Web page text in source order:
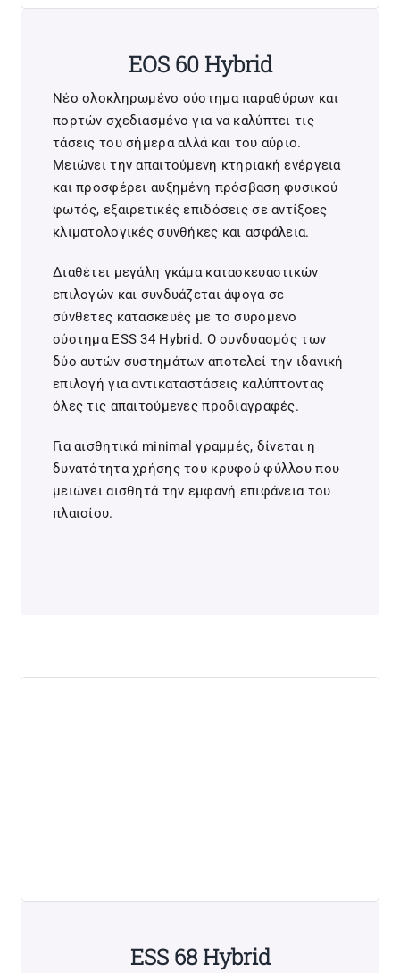
EOS 60 Hybrid
Νέο ολοκληρωμένο σύστημα παραθύρων και
πορτών σχεδιασμένο για να καλύπτει τις
τάσεις του σήμερα αλλά και του αύριο.
Μειώνει την απαιτούμενη κτηριακή ενέργεια
και προσφέρει αυξημένη πρόσβαση φυσικού
φωτός, εξαιρετικές επιδόσεις σε αντίξοες
κλιματολογικές συνθήκες και ασφάλεια.
Διαθέτει μεγάλη γκάμα κατασκευαστικών
επιλογών και συνδυάζεται άψογα σε
σύνθετες κατασκευές με το συρόμενο
σύστημα ESS 34 Hybrid. Ο συνδυασμός των
δύο αυτών συστημάτων αποτελεί την ιδανική
επιλογή για αντικαταστάσεις καλύπτοντας
όλες τις απαιτούμενες προδιαγραφές.
Για αισθητικά minimal γραμμές, δίνεται η
δυνατότητα χρήσης του κρυφού φύλλου που
μειώνει αισθητά την εμφανή επιφάνεια του
πλαισίου.
ESS 68 Hybrid